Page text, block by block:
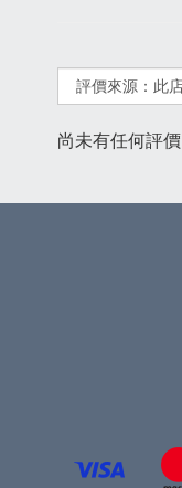
尚未有任何評價